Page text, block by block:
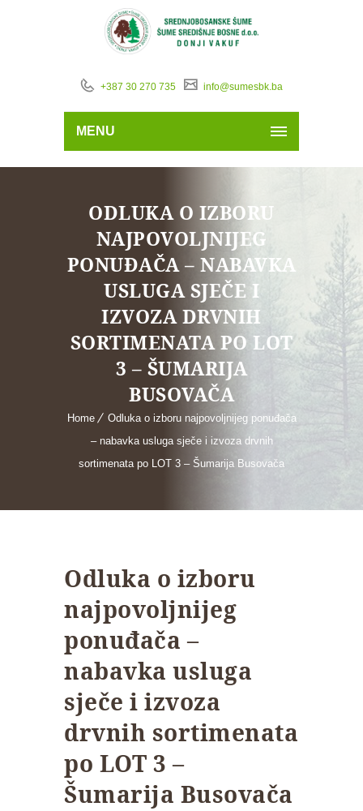
+387 30 270 735 info@sumesbk.ba
MENU
ODLUKA O IZBORU
NAJPOVOLJNIJEG
PONUĐAČA – NABAVKA
USLUGA SJEČE I
IZVOZA DRVNIH
SORTIMENATA PO LOT
3 – ŠUMARIJA
BUSOVAČA
Home
Odluka o izboru najpovoljnijeg ponuđača
– nabavka usluga sječe i izvoza drvnih
sortimenata po LOT 3 – Šumarija Busovača
Odluka o izboru
najpovoljnijeg
ponuđača –
nabavka usluga
sječe i izvoza
drvnih sortimenata
po LOT 3 –
Šumarija Busovača